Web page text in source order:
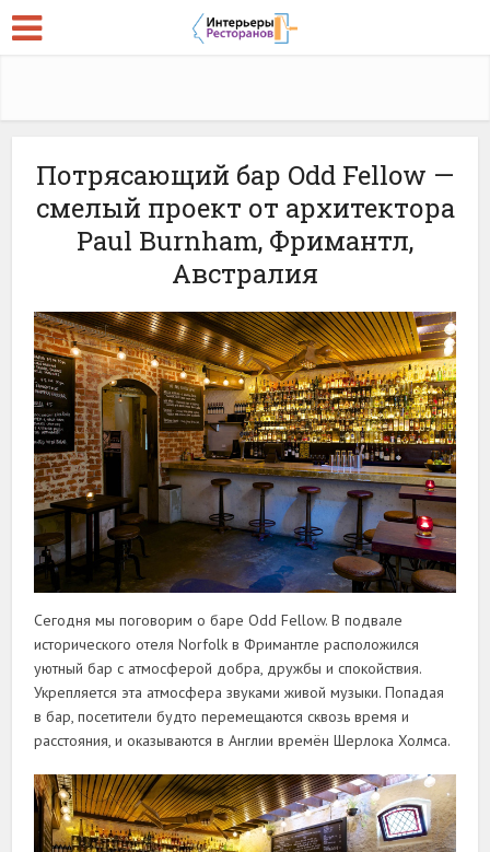
Потрясающий бар Odd Fellow —
смелый проект от архитектора
Paul Burnham, Фримантл,
Австралия
Сегодня мы поговорим о баре Odd Fellow. В подвале
исторического отеля Norfolk в Фримантле расположился
уютный бар с атмосферой добра, дружбы и спокойствия.
Укрепляется эта атмосфера звуками живой музыки. Попадая
в бар, посетители будто перемещаются сквозь время и
расстояния, и оказываются в Англии времён Шерлока Холмса.